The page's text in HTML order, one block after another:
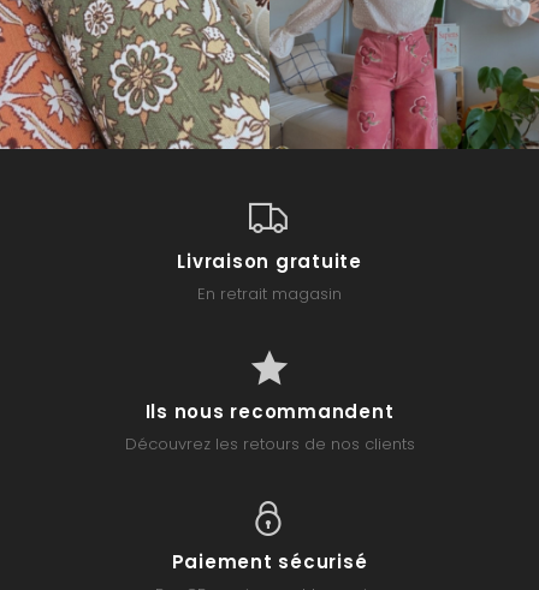
Livraison gratuite
En retrait magasin
Ils nous recommandent
Découvrez les retours de nos clients
Paiement sécurisé